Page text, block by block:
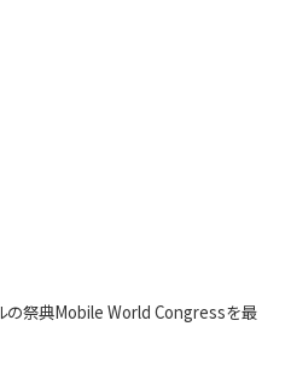
の祭典Mobile World Congressを最